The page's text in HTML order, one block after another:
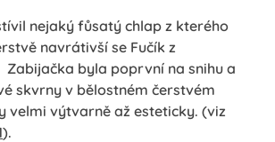
nejaký fůsatý chlap z kterého
navrátivší se Fučík z
Zabijačka byla poprvní na snihu a
skvrny v bělostném čerstvém
velmi výtvarně až esteticky. (viz
).